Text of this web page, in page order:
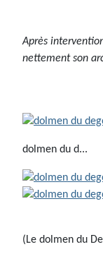
Après
nettement son
dolmen du d...
(Le dolmen du